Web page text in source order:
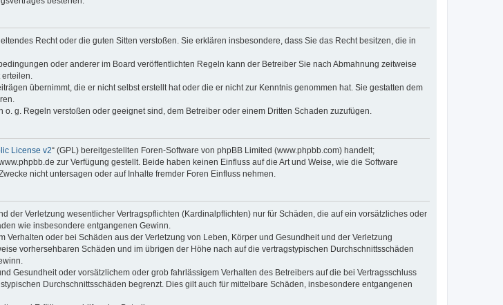
Recht oder die guten Sitten verstoßen. Sie erklären insbesondere, dass Sie das Recht besitzen, die in
oder anderer im Board veröffentlichten Regeln kann der Betreiber Sie nach Abmahnung zeitweise
übernimmt, die er nicht selbst erstellt hat oder die er nicht zur Kenntnis genommen hat. Sie gestatten dem
g. Regeln verstoßen oder geeignet sind, dem Betreiber oder einem Dritten Schaden zuzufügen.
License v2“ (GPL) bereitgestellten Foren-Software von phpBB Limited (www.phpbb.com) handelt;
zur Verfügung gestellt. Beide haben keinen Einfluss auf die Art und Weise, wie die Software
nicht untersagen oder auf Inhalte fremder Foren Einfluss nehmen.
der Verletzung wesentlicher Vertragspflichten (Kardinalpflichten) nur für Schäden, die auf ein vorsätzliches oder
wie insbesondere entgangenen Gewinn.
oder bei Schäden aus der Verletzung von Leben, Körper und Gesundheit und der Verletzung
vorhersehbaren Schäden und im übrigen der Höhe nach auf die vertragstypischen Durchschnittsschäden
Gesundheit oder vorsätzlichem oder grob fahrlässigem Verhalten des Betreibers auf die bei Vertragsschluss
Durchschnittsschäden begrenzt. Dies gilt auch für mittelbare Schäden, insbesondere entgangenen